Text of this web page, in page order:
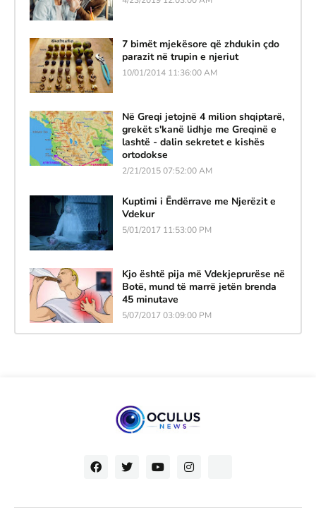
7 bimët mjekësore që zhdukin çdo
parazit në trupin e njeriut
10/01/2014 11:36:00 AM
Në Greqi jetojnë 4 milion shqiptarë,
grekët s'kanë lidhje me Greqinë e
lashtë - dalin sekretet e kishës
ortodokse
2/21/2015 07:52:00 AM
Kuptimi i Ëndërrave me Njerëzit e
Vdekur
5/01/2017 11:53:00 PM
Kjo është pija më Vdekjeprurëse në
Botë, mund të marrë jetën brenda
45 minutave
5/07/2017 03:09:00 PM